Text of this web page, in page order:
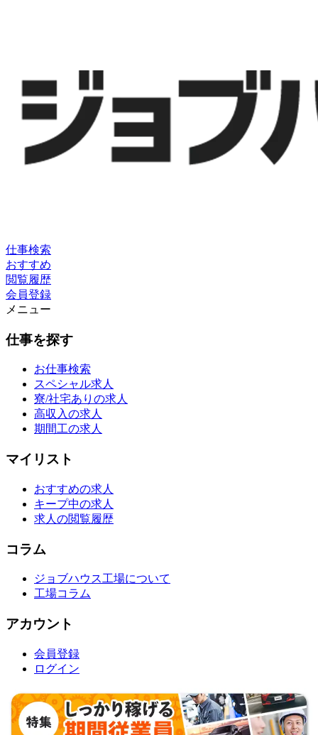
仕事検索
おすすめ
閲覧履歴
会員登録
メニュー
仕事を探す
お仕事検索
スペシャル求人
寮/社宅ありの求人
高収入の求人
期間工の求人
マイリスト
おすすめの求人
キープ中の求人
求人の閲覧履歴
コラム
ジョブハウス工場について
工場コラム
アカウント
会員登録
ログイン